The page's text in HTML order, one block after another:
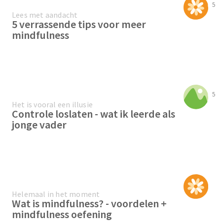
5
Lees met aandacht
5 verrassende tips voor meer
mindfulness
5
Het is vooral een illusie
Controle loslaten - wat ik leerde als
jonge vader
Helemaal in het moment
Wat is mindfulness? - voordelen +
mindfulness oefening